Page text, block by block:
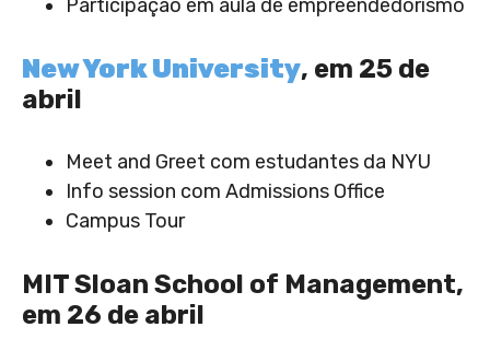
Participação em aula de empreendedorismo
New York University, em 25 de
abril
Meet and Greet com estudantes da NYU
Info session com Admissions Office
Campus Tour
MIT Sloan School of Management,
em 26 de abril